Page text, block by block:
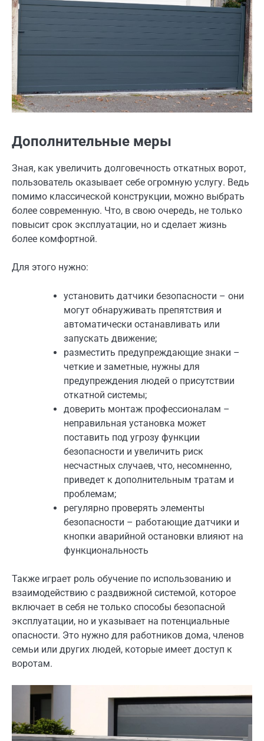
Дополнительные меры
Зная, как увеличить долговечность откатных ворот,
пользователь оказывает себе огромную услугу. Ведь
помимо классической конструкции, можно выбрать
более современную. Что, в свою очередь, не только
повысит срок эксплуатации, но и сделает жизнь
более комфортной.
Для этого нужно:
установить датчики безопасности – они
могут обнаруживать препятствия и
автоматически останавливать или
запускать движение;
разместить предупреждающие знаки –
четкие и заметные, нужны для
предупреждения людей о присутствии
откатной системы;
доверить монтаж профессионалам –
неправильная установка может
поставить под угрозу функции
безопасности и увеличить риск
несчастных случаев, что, несомненно,
приведет к дополнительным тратам и
проблемам;
регулярно проверять элементы
безопасности – работающие датчики и
кнопки аварийной остановки влияют на
функциональность
Также играет роль обучение по использованию и
взаимодействию с раздвижной системой, которое
включает в себя не только способы безопасной
эксплуатации, но и указывает на потенциальные
опасности. Это нужно для работников дома, членов
семьи или других людей, которые имеет доступ к
воротам.